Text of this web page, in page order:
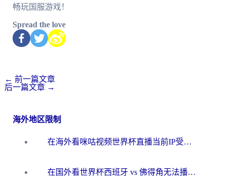
畅玩国服游戏！
Spread the love
← 前一篇文章
后一篇文章 →
海外地区限制
在海外看咪咕视频世界杯直播当前IP受限制？这篇指南帮你搞定所有体育赛事观看难题
在国外看世界杯西班牙 vs 佛得角无法播放？这篇指南帮你解锁所有中文体育直播